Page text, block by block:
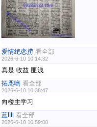
爱情绝恋捞 看全部
2026-6-10 10:14:32
真是 收益 匪浅
拓咫哟 看全部
2026-6-10 10:38:47
向楼主学习
蓝llll
看全部
2026-6-10 10:59:00